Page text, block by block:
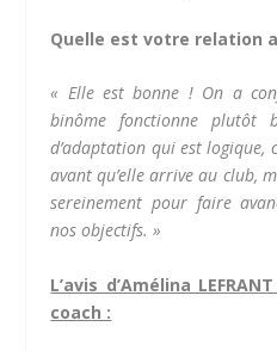
Quelle est votre relation
« Elle est bonne ! On a
binôme fonctionne
d’adaptation qui est logique,
avant qu’elle arrive au club,
sereinement pour faire
nos objectifs. »
L’avis d’Amélina
coach :